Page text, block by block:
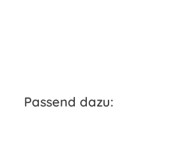
Produktgalerie überspringen
Passend dazu: